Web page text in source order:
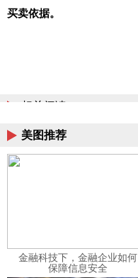
买卖依据。
相关阅读
美图推荐
金融科技下，金融企业如何
保障信息安全